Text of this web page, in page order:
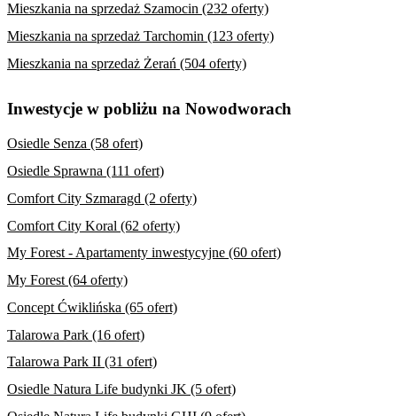
Mieszkania na sprzedaż Szamocin (232 oferty)
Mieszkania na sprzedaż Tarchomin (123 oferty)
Mieszkania na sprzedaż Żerań (504 oferty)
Inwestycje w pobliżu na Nowodworach
Osiedle Senza (58 ofert)
Osiedle Sprawna (111 ofert)
Comfort City Szmaragd (2 oferty)
Comfort City Koral (62 oferty)
My Forest - Apartamenty inwestycyjne (60 ofert)
My Forest (64 oferty)
Concept Ćwiklińska (65 ofert)
Talarowa Park (16 ofert)
Talarowa Park II (31 ofert)
Osiedle Natura Life budynki JK (5 ofert)